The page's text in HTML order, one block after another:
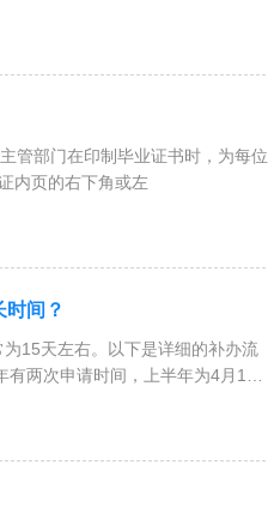
部门在印制毕业证书时，为每位
内页的右下角或左
时间？
15天左右。以下是详细的补办流
两次申请时间，上半年为4月1日